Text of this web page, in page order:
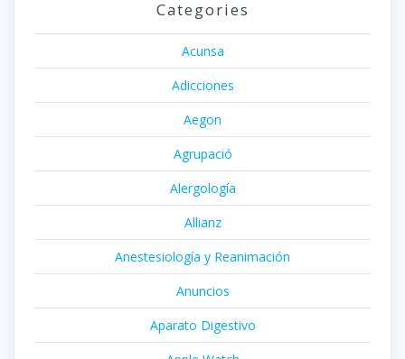
Categories
Acunsa
Adicciones
Aegon
Agrupació
Alergología
Allianz
Anestesiología y Reanimación
Anuncios
Aparato Digestivo